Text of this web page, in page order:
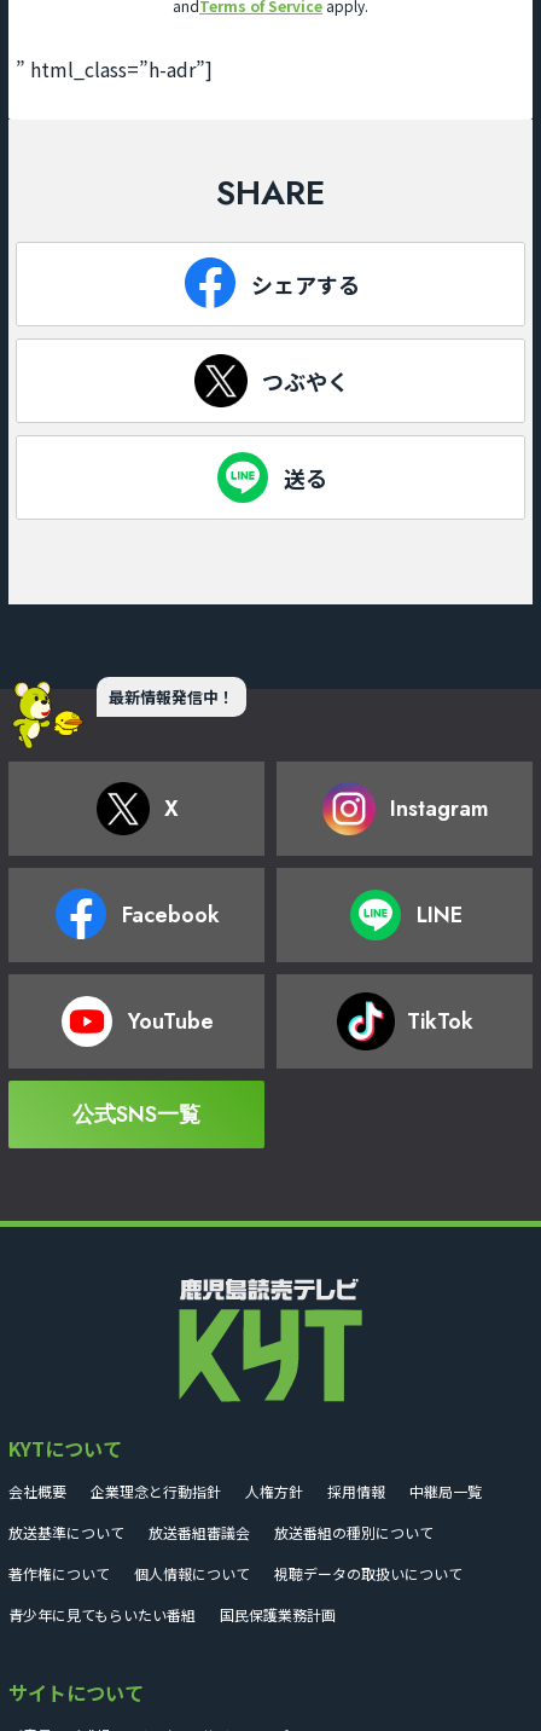
andTerms of Service apply.
” html_class=”h-adr”]
SHARE
シェアする
つぶやく
送る
最新情報発信中！
X Instagram
Facebook LINE
YouTube TikTok
公式SNS一覧
KYTについて
会社概要 企業理念と行動指針 人権方針 採用情報
中継局一覧
放送基準について
放送番組審議会
放送番組の種別について
著作権について
個人情報について
視聴データの取扱いについて
青少年に見てもらいたい番組
国民保護業務計画
サイトについて